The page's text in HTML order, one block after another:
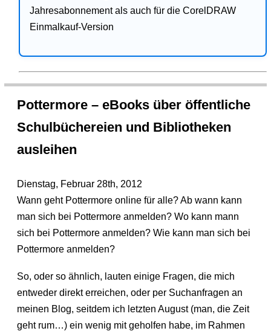
Jahresabonnement als auch für die CorelDRAW
Einmalkauf-Version
Pottermore – eBooks über öffentliche
Schulbüchereien und Bibliotheken
ausleihen
Dienstag, Februar 28th, 2012
Wann geht Pottermore online für alle? Ab wann kann
man sich bei Pottermore anmelden? Wo kann mann
sich bei Pottermore anmelden? Wie kann man sich bei
Pottermore anmelden?
So, oder so ähnlich, lauten einige Fragen, die mich
entweder direkt erreichen, oder per Suchanfragen an
meinen Blog, seitdem ich letzten August (man, die Zeit
geht rum…) ein wenig mit geholfen habe, im Rahmen